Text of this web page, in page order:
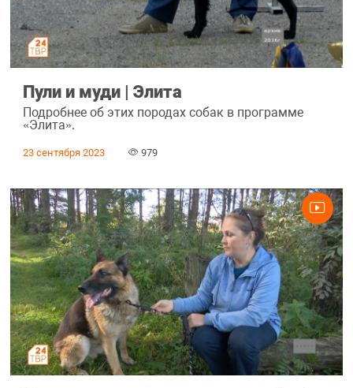
Пули и муди | Элита
Подробнее об этих породах собак в программе
«Элита».
23 сентября 2023 979